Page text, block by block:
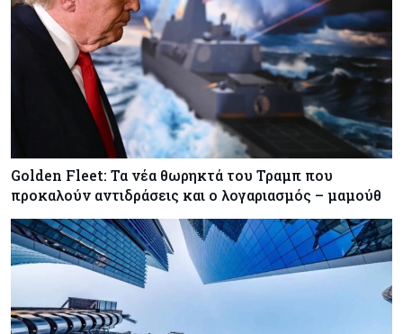
Golden Fleet: Τα νέα θωρηκτά του Τραμπ που
προκαλούν αντιδράσεις και ο λογαριασμός – μαμούθ